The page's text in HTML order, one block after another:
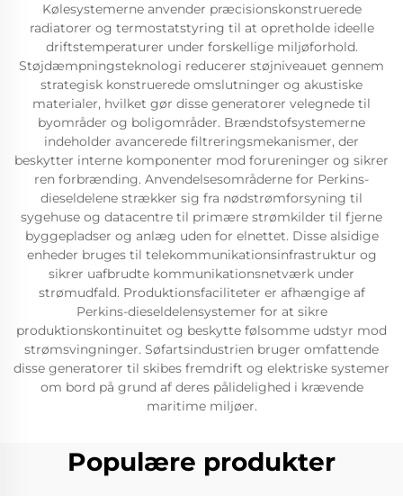
Kølesystemerne anvender præcisionskonstruerede
radiatorer og termostatstyring til at opretholde ideelle
driftstemperaturer under forskellige miljøforhold.
Støjdæmpningsteknologi reducerer støjniveauet gennem
strategisk konstruerede omslutninger og akustiske
materialer, hvilket gør disse generatorer velegnede til
byområder og boligområder. Brændstofsystemerne
indeholder avancerede filtreringsmekanismer, der
beskytter interne komponenter mod forureninger og sikrer
ren forbrænding. Anvendelsesområderne for Perkins-
dieseldelene strækker sig fra nødstrømforsyning til
sygehuse og datacentre til primære strømkilder til fjerne
byggepladser og anlæg uden for elnettet. Disse alsidige
enheder bruges til telekommunikationsinfrastruktur og
sikrer uafbrudte kommunikationsnetværk under
strømudfald. Produktionsfaciliteter er afhængige af
Perkins-dieseldelensystemer for at sikre
produktionskontinuitet og beskytte følsomme udstyr mod
strømsvingninger. Søfartsindustrien bruger omfattende
disse generatorer til skibes fremdrift og elektriske systemer
om bord på grund af deres pålidelighed i krævende
maritime miljøer.
Populære produkter